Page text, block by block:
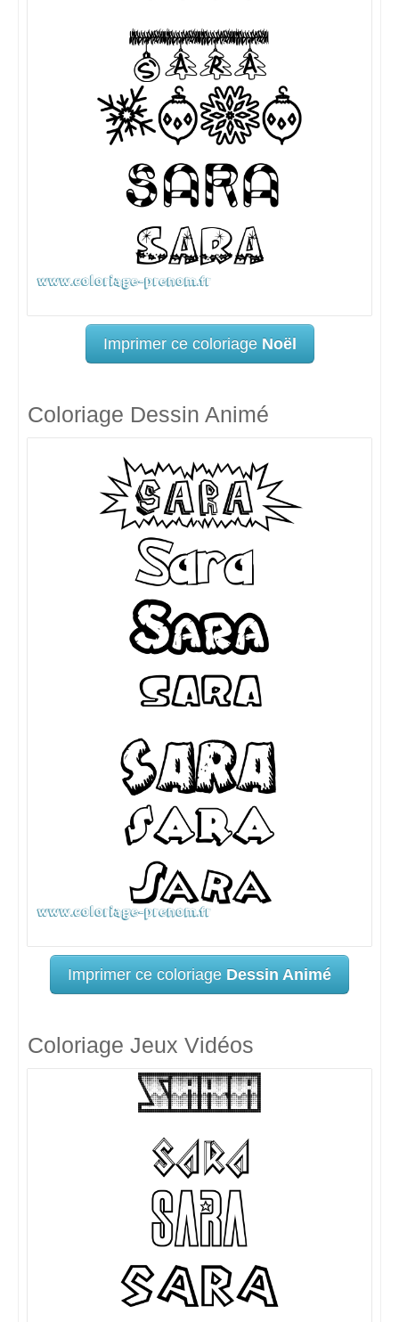
Imprimer ce coloriage Noël
Coloriage Dessin Animé
Imprimer ce coloriage Dessin Animé
Coloriage Jeux Vidéos